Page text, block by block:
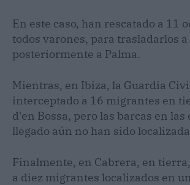
En este caso, han rescatado a 11
todos varones, para trasladarlos
posteriormente a Palma.
Mientras, en Ibiza, la Guardia
interceptado a 16 migrantes en
d'en Bossa, pero las barcas en
llegado aún no han sido
Finalmente, en Cabrera, en
a diez migrantes localizados en